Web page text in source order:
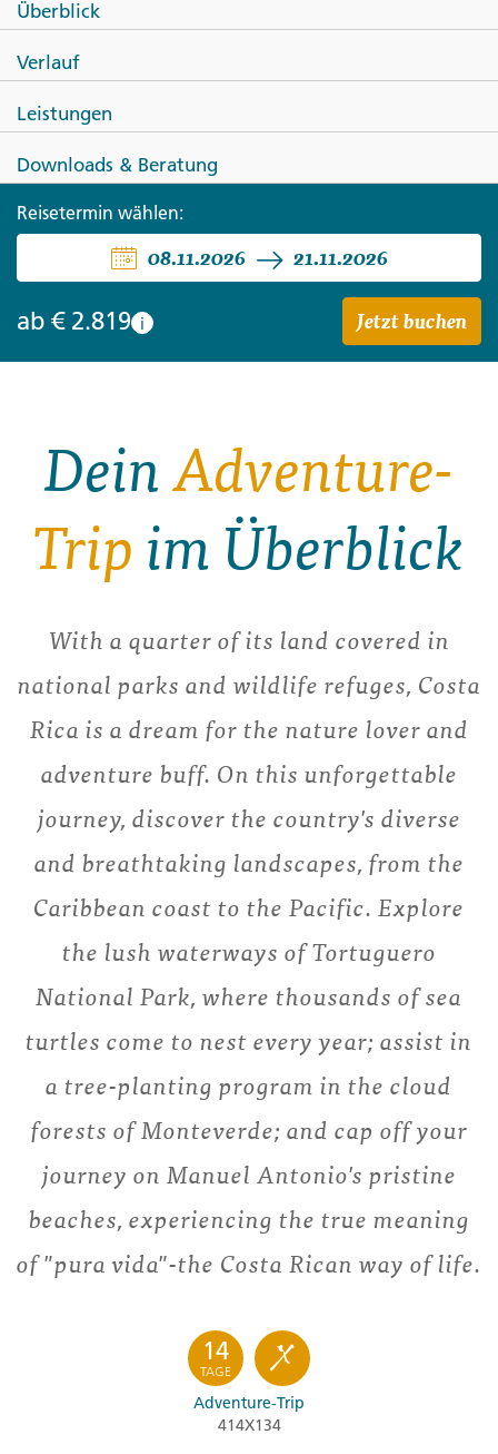
Journeys: Entdecke Costa Rica
Überblick
Verlauf
Leistungen
Downloads & Beratung
Reisetermin wählen:
08.11.2026 21.11.2026
ab € 2.819 i Jetzt buchen
DeinAdventure-
Trip im Überblick
With a quarter of its land covered in
national parks and wildlife refuges, Costa
Rica is a dream for the nature lover and
adventure buff. On this unforgettable
journey, discover the country's diverse
and breathtaking landscapes, from the
Caribbean coast to the Pacific. Explore
the lush waterways of Tortuguero
National Park, where thousands of sea
turtles come to nest every year; assist in
a tree-planting program in the cloud
forests of Monteverde; and cap off your
journey on Manuel Antonio's pristine
beaches, experiencing the true meaning
of "pura vida"-the Costa Rican way of life.
14
TAGE
Adventure-Trip
414X134